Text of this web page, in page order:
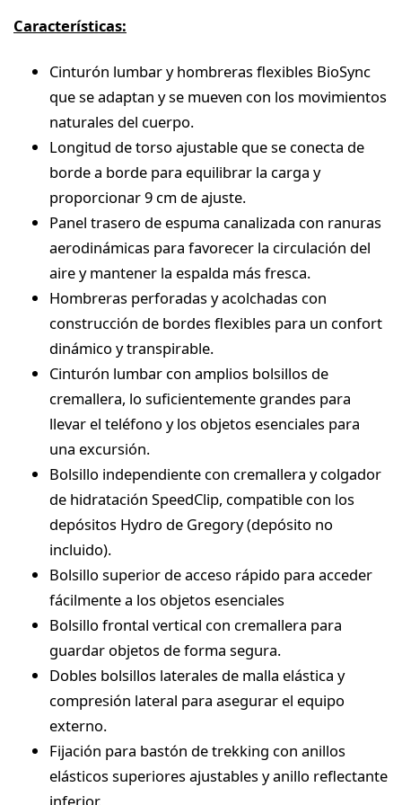
Características:
Cinturón lumbar y hombreras flexibles BioSync
que se adaptan y se mueven con los movimientos
naturales del cuerpo.
Longitud de torso ajustable que se conecta de
borde a borde para equilibrar la carga y
proporcionar 9 cm de ajuste.
Panel trasero de espuma canalizada con ranuras
aerodinámicas para favorecer la circulación del
aire y mantener la espalda más fresca.
Hombreras perforadas y acolchadas con
construcción de bordes flexibles para un confort
dinámico y transpirable.
Cinturón lumbar con amplios bolsillos de
cremallera, lo suficientemente grandes para
llevar el teléfono y los objetos esenciales para
una excursión.
Bolsillo independiente con cremallera y colgador
de hidratación SpeedClip, compatible con los
depósitos Hydro de Gregory (depósito no
incluido).
Bolsillo superior de acceso rápido para acceder
fácilmente a los objetos esenciales
Bolsillo frontal vertical con cremallera para
guardar objetos de forma segura.
Dobles bolsillos laterales de malla elástica y
compresión lateral para asegurar el equipo
externo.
Fijación para bastón de trekking con anillos
elásticos superiores ajustables y anillo reflectante
inferior.